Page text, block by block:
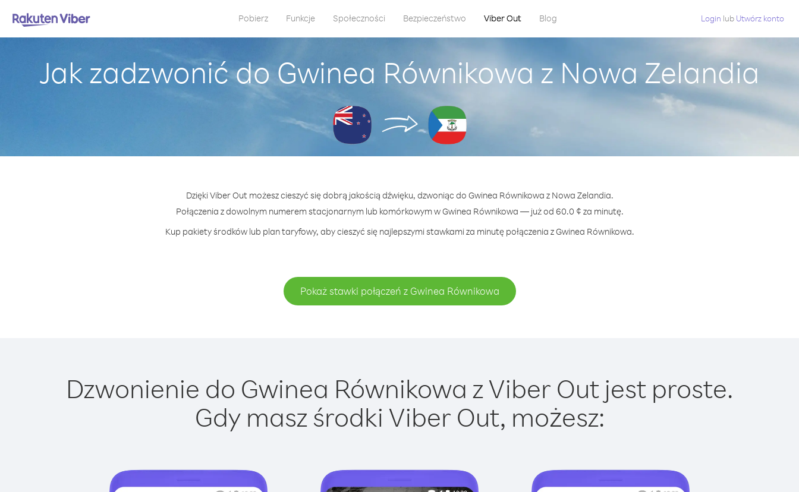
Pobierz Funkcje Społeczności Bezpieczeństwo Viber Out Blog Login lub Utwórz konto
Jak zadzwonić do Gwinea Równikowa z Nowa Zelandia
Dzięki Viber Out możesz cieszyć się dobrą jakością dźwięku, dzwoniąc do Gwinea Równikowa z Nowa Zelandia.
Połączenia z dowolnym numerem stacjonarnym lub komórkowym w Gwinea Równikowa — już od 60.0 ¢ za minutę.
Kup pakiety środków lub plan taryfowy, aby cieszyć się najlepszymi stawkami za minutę połączenia z Gwinea Równikowa.
Pokaż stawki połączeń z Gwinea Równikowa
Dzwonienie do Gwinea Równikowa z Viber Out jest proste.
Gdy masz środki Viber Out, możesz: